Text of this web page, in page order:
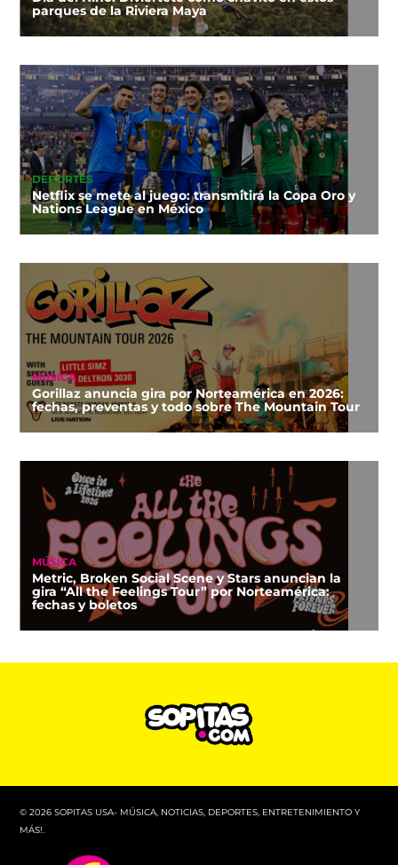
parques de la Riviera Maya
DEPORTES
Netflix se mete al juego: transmitirá la Copa Oro y
Nations League en México
MÚSICA
Gorillaz anuncia gira por Norteamérica en 2026:
fechas, preventas y todo sobre The Mountain Tour
MÚSICA
Metric, Broken Social Scene y Stars anuncian la
gira “All the Feelings Tour” por Norteamérica:
fechas y boletos
© 2026 SOPITAS USA- MÚSICA, NOTICIAS, DEPORTES, ENTRETENIMIENTO Y
MÁS!.